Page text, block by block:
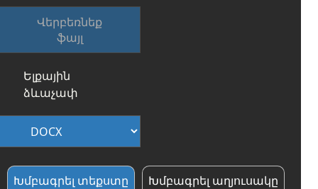
Վերբեռնեք
ֆայլ
Ելքային
ձևաչափ
Խմբագրել տեքստը
Խմբագրել աղյուսակը